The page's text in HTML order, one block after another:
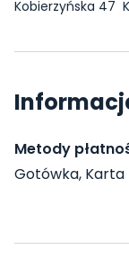
Kobierzyńska 47
Metody
Gotówka,